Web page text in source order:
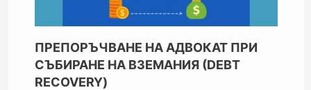
ПРЕПОРЪЧВАНЕ НА АДВОКАТ ПРИ
СЪБИРАНЕ НА ВЗЕМАНИЯ (DEBT
RECOVERY)